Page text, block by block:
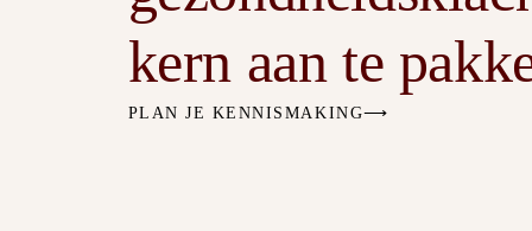
kern aan te
PLAN JE KENNISMAKING⟶